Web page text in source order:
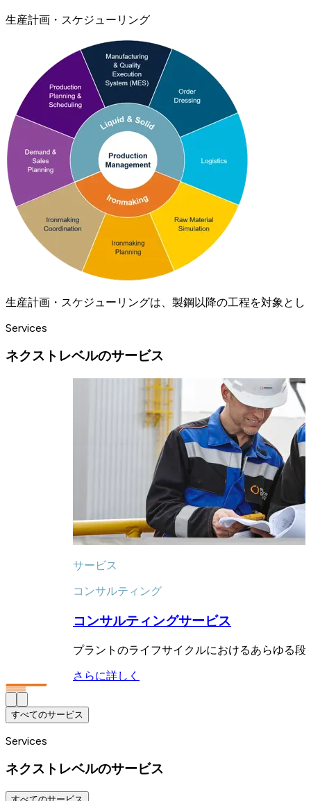
生産計画・スケジューリング
生産計画・スケジューリングは、製鋼以降の工程を対象と
Services
ネクストレベルのサービス
サービス
コンサルティング
コンサルティングサービス
プラントのライフサイクルにおけるあらゆる
さらに詳しく
すべてのサービス
Services
ネクストレベルのサービス